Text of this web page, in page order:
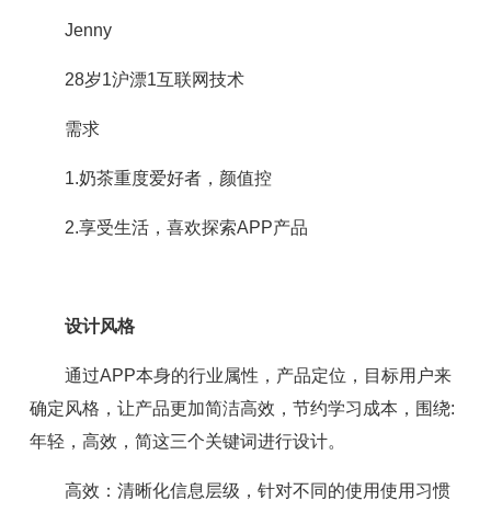
Jenny
28岁1沪漂1互联网技术
需求
1.奶茶重度爱好者，颜值控
2.享受生活，喜欢探索APP产品
设计风格
通过APP本身的行业属性，产品定位，目标用户来
确定风格，让产品更加简洁高效，节约学习成本，围绕:
年轻，高效，简这三个关键词进行设计。
高效：清晰化信息层级，针对不同的使用使用习惯